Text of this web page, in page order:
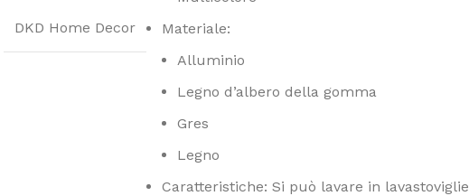
DKD Home Decor
Materiale:
Alluminio
Legno d’albero della gomma
Gres
Legno
Caratteristiche: Si può lavare in lavastoviglie